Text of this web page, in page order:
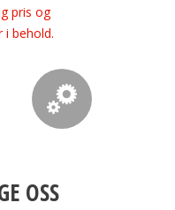
pris og
i behold.
OSS